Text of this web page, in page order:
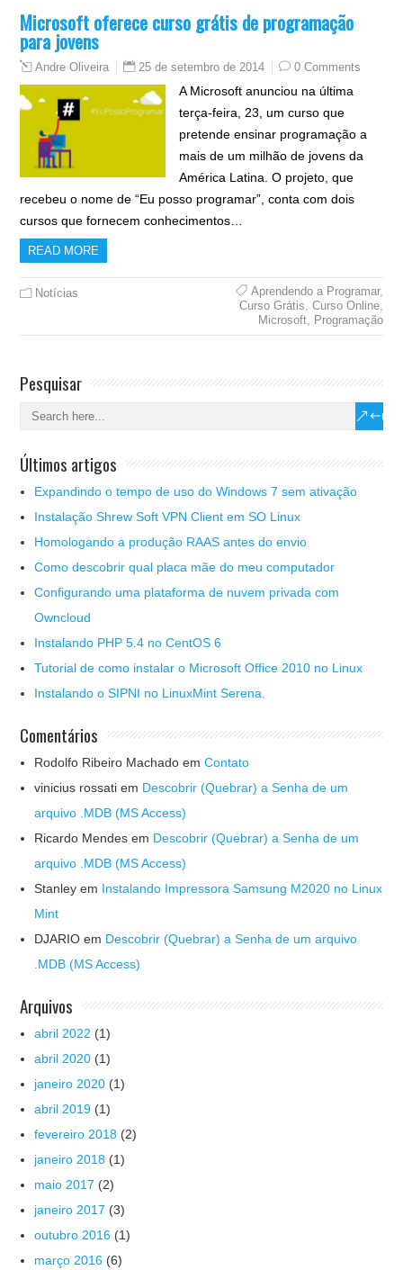
Microsoft oferece curso grátis de programação
para jovens
Andre Oliveira 25 de setembro de 2014 0 Comments
A Microsoft anunciou na última
terça-feira, 23, um curso que
pretende ensinar programação a
mais de um milhão de jovens da
América Latina. O projeto, que
recebeu o nome de “Eu posso programar”, conta com dois
cursos que fornecem conhecimentos…
READ MORE
Notícias Aprendendo a Programar,
Curso Grátis, Curso Online,
Microsoft, Programação
Pesquisar
Últimos artigos
Expandindo o tempo de uso do Windows 7 sem ativação
Instalação Shrew Soft VPN Client em SO Linux
Homologando a produção RAAS antes do envio
Como descobrir qual placa mãe do meu computador
Configurando uma plataforma de nuvem privada com
Owncloud
Instalando PHP 5.4 no CentOS 6
Tutorial de como instalar o Microsoft Office 2010 no Linux
Instalando o SIPNI no LinuxMint Serena.
Comentários
Rodolfo Ribeiro Machado emContato
vinicius rossati em Descobrir (Quebrar) a Senha de um
arquivo .MDB (MS Access)
Ricardo Mendes em Descobrir (Quebrar) a Senha de um
arquivo .MDB (MS Access)
Stanley em Instalando Impressora Samsung M2020 no Linux
Mint
DJARIO em Descobrir (Quebrar) a Senha de um arquivo
.MDB (MS Access)
Arquivos
abril 2022 (1)
abril 2020 (1)
janeiro 2020 (1)
abril 2019 (1)
fevereiro 2018 (2)
janeiro 2018 (1)
maio 2017 (2)
janeiro 2017 (3)
outubro 2016 (1)
março 2016 (6)